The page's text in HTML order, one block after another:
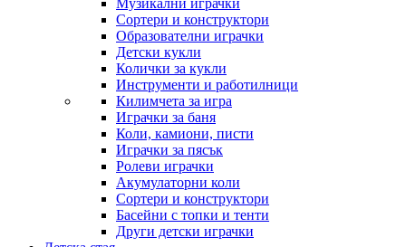
Музикални играчки
Сортери и конструктори
Образователни играчки
Детски кукли
Колички за кукли
Инструменти и работилници
Килимчета за игра
Играчки за баня
Коли, камиони, писти
Играчки за пясък
Ролеви играчки
Акумулаторни коли
Сортери и конструктори
Басейни с топки и тенти
Други детски играчки